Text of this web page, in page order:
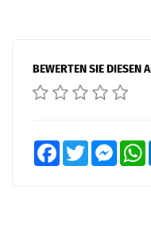
BEWERTEN SIE DIESEN
FacebookTwitter